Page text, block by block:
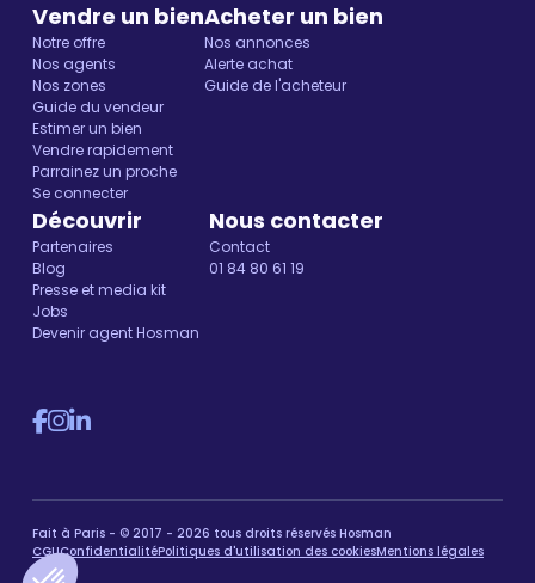
Vendre un bien
Notre offre
Nos agents
Nos zones
Guide du vendeur
Estimer un bien
Vendre rapidement
Parrainez un proche
Se connecter
Acheter un bien
Nos annonces
Alerte achat
Guide de l'acheteur
Découvrir
Partenaires
Blog
Presse et media kit
Jobs
Devenir agent Hosman
Nous contacter
Contact
01 84 80 61 19
Fait à Paris - © 2017 - 2026 tous droits réservés Hosman
CGUConfidentialitéPolitiques d'utilisation des cookiesMentions légales